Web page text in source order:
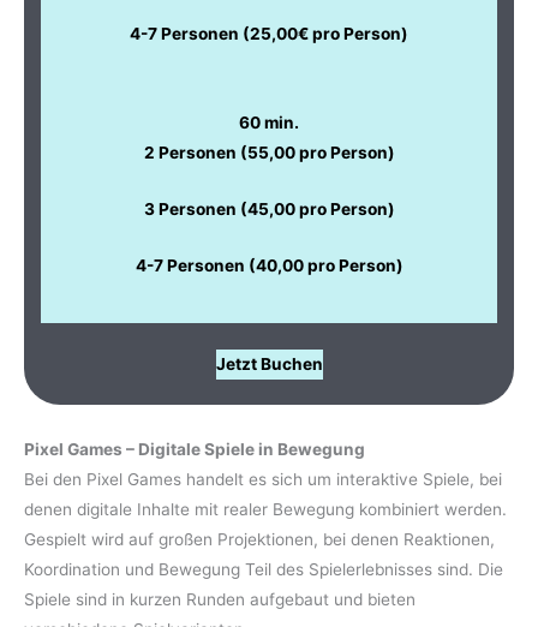
4-7 Personen (25,00€ pro Person)
60 min.
2 Personen (55,00 pro Person)
3 Personen (45,00 pro Person)
4-7 Personen (40,00 pro Person)
Jetzt Buchen
Pixel Games – Digitale Spiele in Bewegung
Bei den Pixel Games handelt es sich um interaktive Spiele, bei
denen digitale Inhalte mit realer Bewegung kombiniert werden.
Gespielt wird auf großen Projektionen, bei denen Reaktionen,
Koordination und Bewegung Teil des Spielerlebnisses sind. Die
Spiele sind in kurzen Runden aufgebaut und bieten